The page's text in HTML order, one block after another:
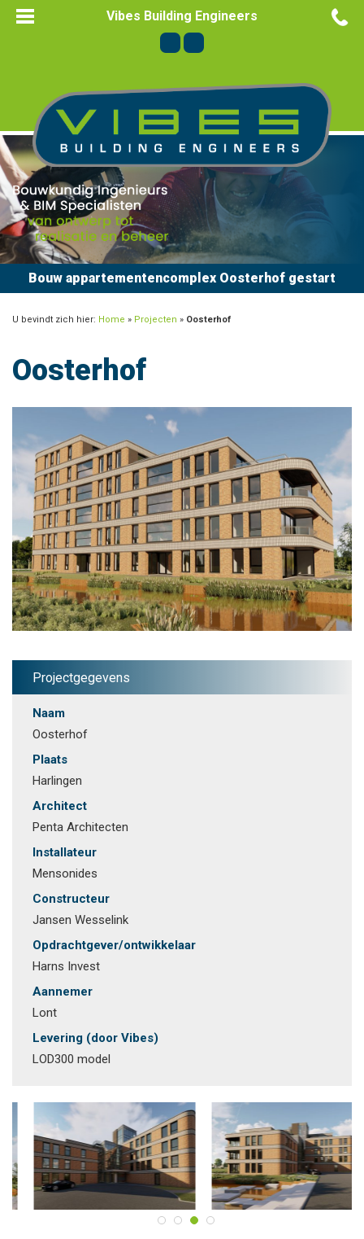
Vibes Building Engineers
Bouw appartementencomplex Oosterhof gestart
U bevindt zich hier: Home » Projecten » Oosterhof
Oosterhof
Projectgegevens
Naam
Oosterhof
Plaats
Harlingen
Architect
Penta Architecten
Installateur
Mensonides
Constructeur
Jansen Wesselink
Opdrachtgever/ontwikkelaar
Harns Invest
Aannemer
Lont
Levering (door Vibes)
LOD300 model